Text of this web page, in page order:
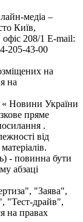
медіа –
Київ,
208/1 E-mail:
205-43-00
на
на
« Новини України
пряме
.
від
- повинна бути
абзаці
"Заява",
"Тест-драйв",
на правах